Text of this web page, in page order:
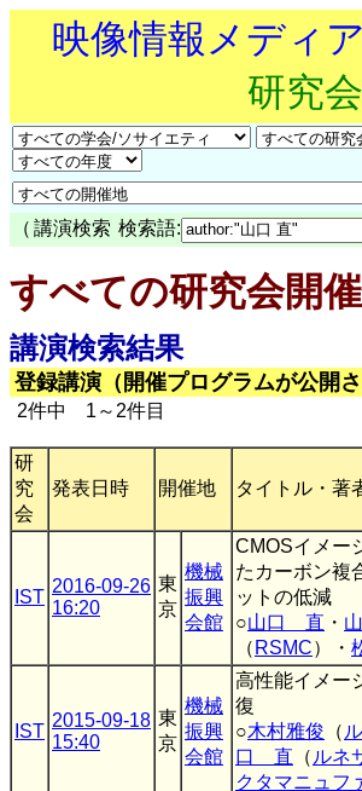
映像情報メディ
研究
（ 講演検索 検索語:
すべての研究会開
講演検索結果
登録講演（開催プログラムが公開さ
2件中 1～2件目
研
究
会
発表日時 開催地 タイトル・著
IST
2016-09-26
16:20
東
京
機械
振興
会館
CMOSイメー
たカーボン複
ットの低減
○山口 直 ・
（ RSMC）・
IST
2015-09-18
15:40
東
京
機械
振興
会館
高性能イメー
復
○木村雅俊 （
口 直 （ ルネ
クタマニュフ